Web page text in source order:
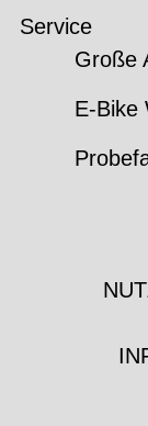
Service
Große
E-Bike